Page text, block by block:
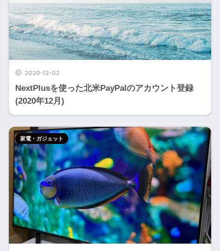
2020-12-02
NextPlusを使った北米PayPalのアカウント登録
(2020年12月)
家電・ガジェット